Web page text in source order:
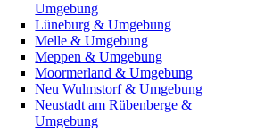
Umgebung
Lüneburg & Umgebung
Melle & Umgebung
Meppen & Umgebung
Moormerland & Umgebung
Neu Wulmstorf & Umgebung
Neustadt am Rübenberge &
Umgebung